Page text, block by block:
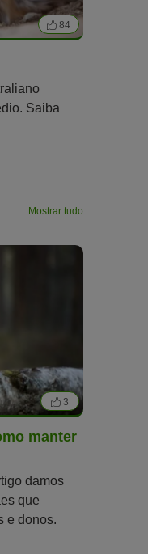
84
Saiba
Mostrar tudo
3
manter
damos
que
e donos.